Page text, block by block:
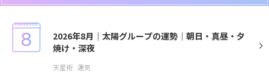
2026年8月｜太陽グループの運勢｜朝日・真昼・夕
焼け・深夜
天星術 運気